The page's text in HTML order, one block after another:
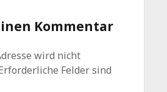
Kommentar
wird nicht
Felder sind